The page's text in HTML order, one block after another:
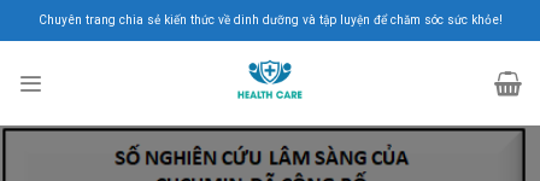
to
Chuyên trang chia sẻ kiến thức về dinh dưỡng và tập luyện để chăm sóc sức khỏe!